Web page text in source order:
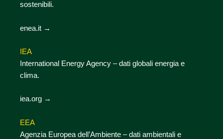
sostenibili.
enea.it →
IEA
International Energy Agency – dati globali energia e
clima.
iea.org →
EEA
Agenzia Europea dell’Ambiente – dati ambientali e